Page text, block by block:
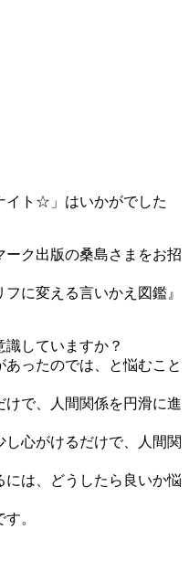
イト☆」はいかがでした
ク出版の桑島さまをお招
に変える言いかえ図鑑』
していますか？
ったのでは、と悩むこと
で、人間関係を円滑に進
し心がけるだけで、人間関
には、どうしたら良いか悩
。